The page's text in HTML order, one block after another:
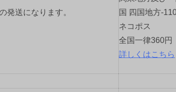
発送になります。
国 四国地方-
ネコポス
全国一律360円
詳しくはこちら